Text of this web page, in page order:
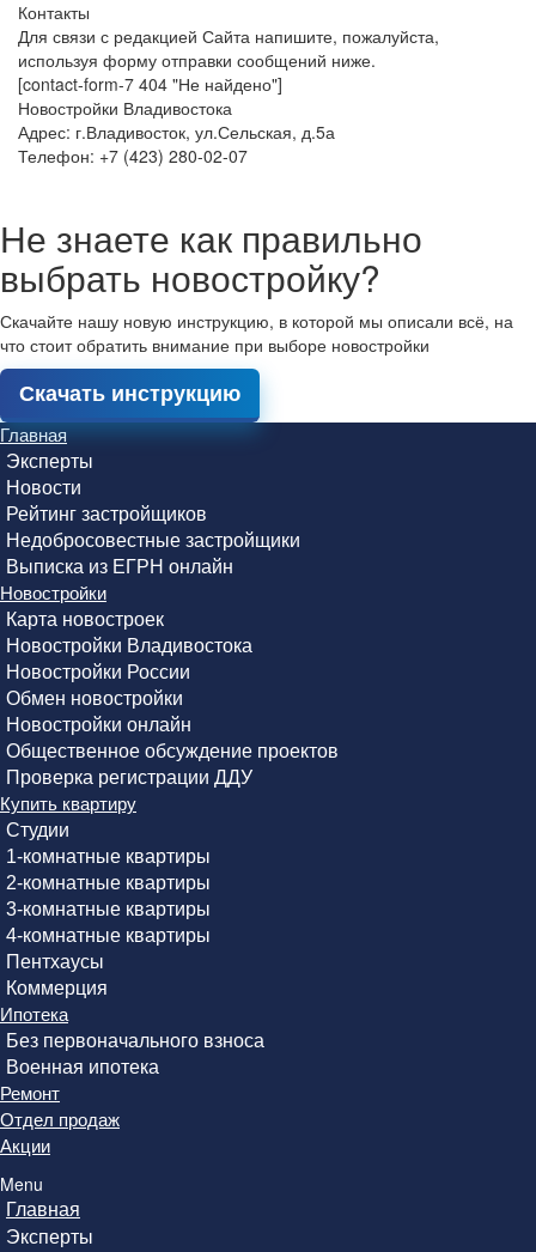
Контакты
Для связи с редакцией Сайта напишите, пожалуйста,
используя форму отправки сообщений ниже.
[contact-form-7 404 "Не найдено"]
Новостройки Владивостока
Адрес: г.Владивосток, ул.Сельская, д.5а
Телефон: +7 (423) 280-02-07
Не знаете как правильно
выбрать новостройку?
Скачайте нашу новую инструкцию, в которой мы описали всё, на
что стоит обратить внимание при выборе новостройки
Скачать инструкцию
Главная
Эксперты
Новости
Рейтинг застройщиков
Недобросовестные застройщики
Выписка из ЕГРН онлайн
Новостройки
Карта новостроек
Новостройки Владивостока
Новостройки России
Обмен новостройки
Новостройки онлайн
Общественное обсуждение проектов
Проверка регистрации ДДУ
Купить квартиру
Студии
1-комнатные квартиры
2-комнатные квартиры
3-комнатные квартиры
4-комнатные квартиры
Пентхаусы
Коммерция
Ипотека
Без первоначального взноса
Военная ипотека
Ремонт
Отдел продаж
Акции
Menu
Главная
Эксперты